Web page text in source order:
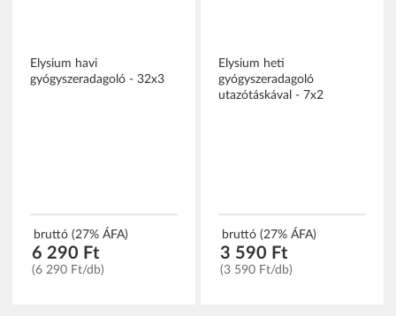
Elysium havi
gyógyszeradagoló - 32x3
bruttó (27% ÁFA)
6 290 Ft
(6 290 Ft/db)
Elysium heti
gyógyszeradagoló
utazótáskával - 7x2
bruttó (27% ÁFA)
3 590 Ft
(3 590 Ft/db)